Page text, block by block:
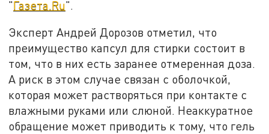
"Газета.Ru".
Эксперт Андрей Дорозов отметил, что
преимущество капсул для стирки состоит в
том, что в них есть заранее отмеренная доза.
А риск в этом случае связан с оболочкой,
которая может растворяться при контакте с
влажными руками или слюной. Неаккуратное
обращение может приводить к тому, что гель